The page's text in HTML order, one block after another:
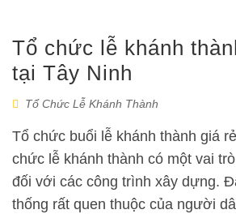
Tổ chức lễ khánh
tại Tây Ninh
Tổ Chức Lễ Khánh Thành
Tổ chức buổi lễ khánh thành giá
chức lễ khánh thành có một vai
đối với các công trình xây dựng.
thống rất quen thuộc của người